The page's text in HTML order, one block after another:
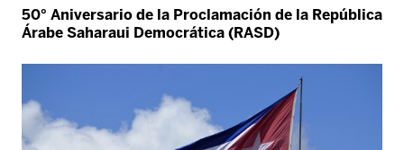
50° Aniversario de la Proclamación de la República
Árabe Saharaui Democrática (RASD)